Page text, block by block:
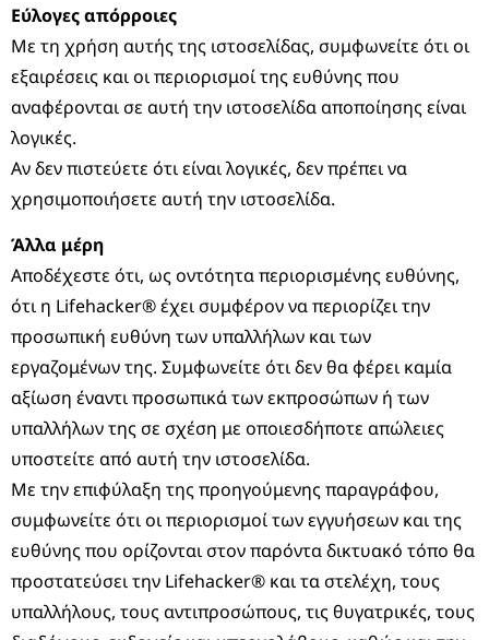
Εύλογες απόρροιες
Με τη χρήση αυτής της ιστοσελίδας, συμφωνείτε ότι οι
εξαιρέσεις και οι περιορισμοί της ευθύνης που
αναφέρονται σε αυτή την ιστοσελίδα αποποίησης είναι
λογικές.
Αν δεν πιστεύετε ότι είναι λογικές, δεν πρέπει να
χρησιμοποιήσετε αυτή την ιστοσελίδα.
Άλλα μέρη
Αποδέχεστε ότι, ως οντότητα περιορισμένης ευθύνης,
ότι η Lifehacker® έχει συμφέρον να περιορίζει την
προσωπική ευθύνη των υπαλλήλων και των
εργαζομένων της. Συμφωνείτε ότι δεν θα φέρει καμία
αξίωση έναντι προσωπικά των εκπροσώπων ή των
υπαλλήλων της σε σχέση με οποιεσδήποτε απώλειες
υποστείτε από αυτή την ιστοσελίδα.
Με την επιφύλαξη της προηγούμενης παραγράφου,
συμφωνείτε ότι οι περιορισμοί των εγγυήσεων και της
ευθύνης που ορίζονται στον παρόντα δικτυακό τόπο θα
προστατεύσει την Lifehacker® και τα στελέχη, τους
υπαλλήλους, τους αντιπροσώπους, τις θυγατρικές, τους